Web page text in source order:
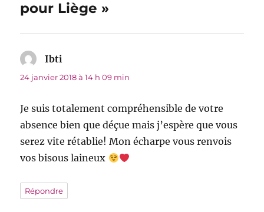
pour Liège »
Ibti
24 janvier 2018 à 14 h 09 min
Je suis totalement compréhensible de votre
absence bien que déçue mais j’espère que vous
serez vite rétablie! Mon écharpe vous renvois
vos bisous laineux
Répondre